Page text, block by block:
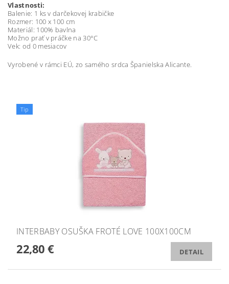
Vlastnosti:
Balenie: 1 ks v darčekovej krabičke
Rozmer: 100 x 100 cm
Materiál: 100% bavlna
Možno prať v práčke na 30°C
Vek: od 0 mesiacov
Vyrobené v rámci EÚ, zo samého srdca Španielska Alicante.
Tip
INTERBABY OSUŠKA FROTÉ LOVE 100X100CM
22,80 € DETAIL